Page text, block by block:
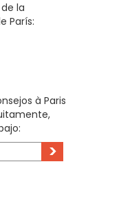
la
París:
à Paris
>